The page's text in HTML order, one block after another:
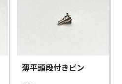
薄平頭段付きピン